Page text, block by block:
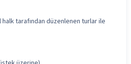
tarafından düzenlenen turlar ile